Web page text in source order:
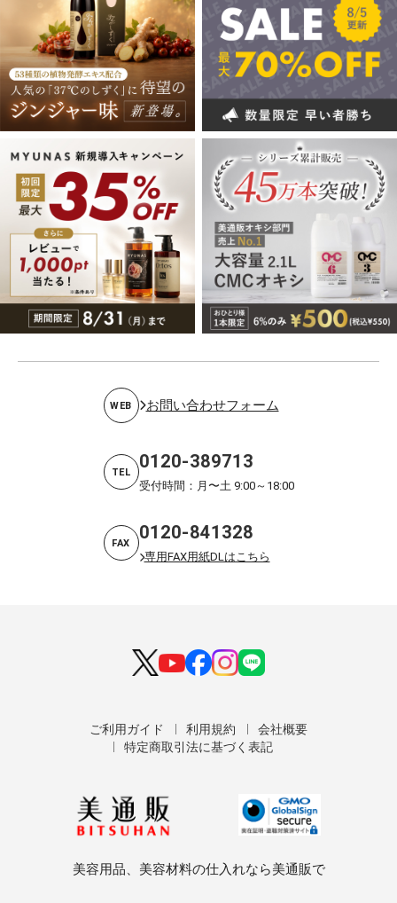
WEB お問い合わせフォーム
TEL 0120-389713
受付時間：月〜土 9:00～18:00
FAX 0120-841328
専用FAX用紙DLはこちら
ご利用ガイド 利用規約
会社概要
特定商取引法に基づく表記
美容用品、美容材料の仕入れなら美通販で